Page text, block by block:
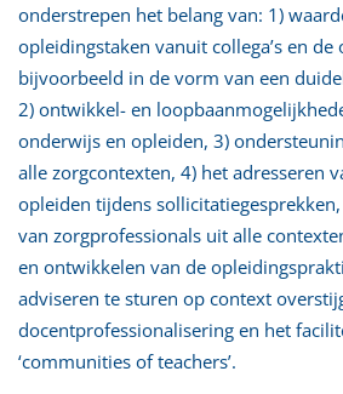
onderstrepen het belang van: 1)
opleidingstaken vanuit collega’s en de
bijvoorbeeld in de vorm van een
2) ontwikkel- en
onderwijs en opleiden, 3)
alle zorgcontexten, 4) het adresseren
opleiden tijdens
van zorgprofessionals uit alle
en ontwikkelen van de
adviseren te sturen op context
docentprofessionalisering en het
‘communities of teachers’.